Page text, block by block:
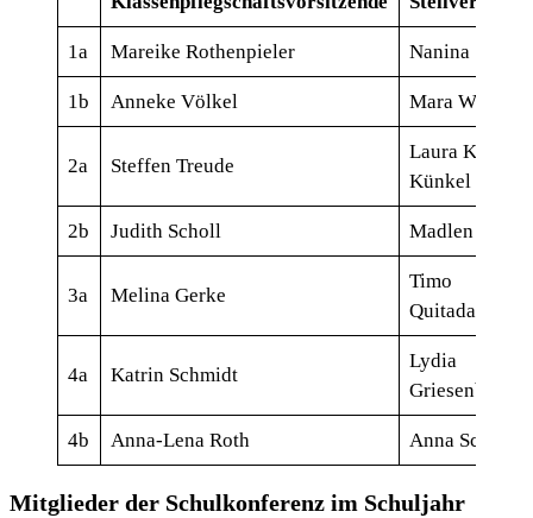
1a Mareike Rothenpieler Nanina
1b Anneke Völkel Mara Weigel
2a Steffen Treude
Laura Kuhli-
Künkel
2b Judith Scholl Madlen Vogel
3a Melina Gerke
Timo
Quitadamo
4a Katrin Schmidt
Lydia
Griesenbeck
4b Anna-Lena Roth Anna Schäfer
Mitglieder der Schulkonferenz im Schuljahr